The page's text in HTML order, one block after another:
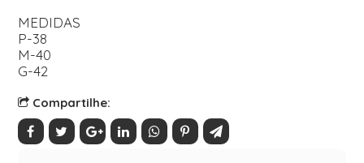
MEDIDAS
P-38
M-40
G-42
Compartilhe: